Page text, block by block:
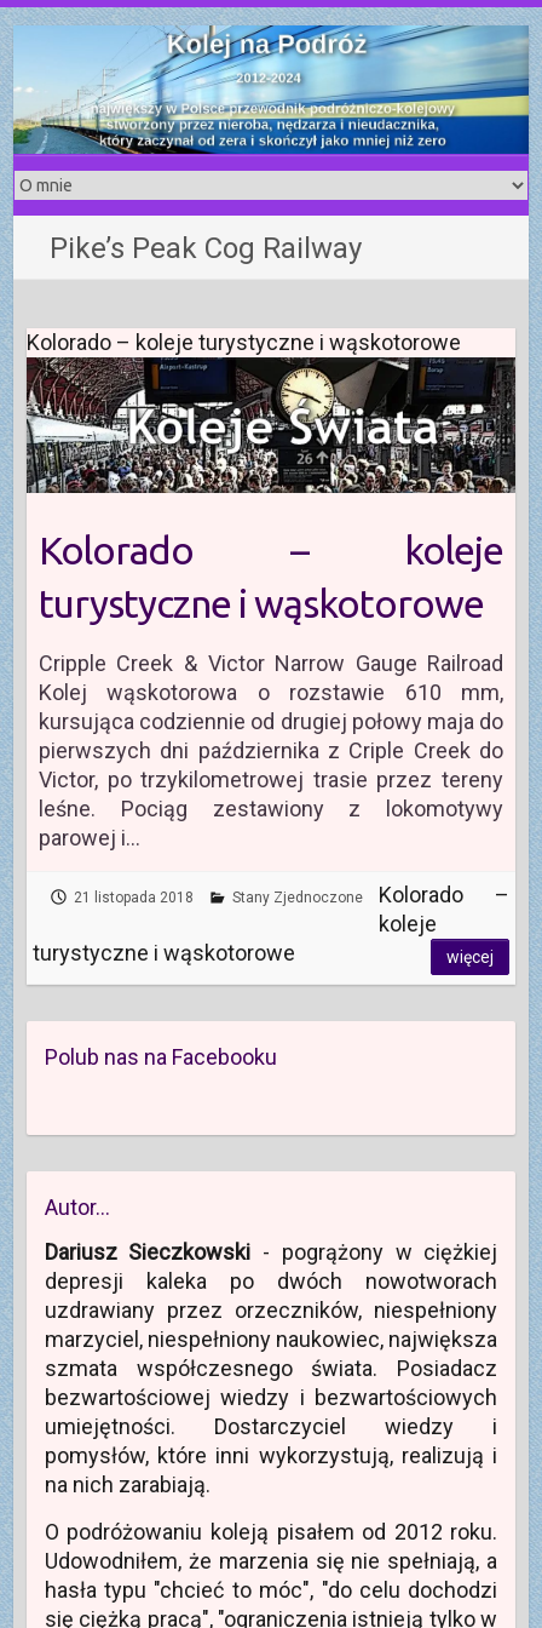
S
k
i
p
t
o
c
o
n
t
e
n
t
Pike’s Peak Cog Railway
Kolorado – koleje turystyczne i wąskotorowe
Kolorado – koleje
turystyczne i wąskotorowe
Cripple Creek & Victor Narrow Gauge Railroad
Kolej wąskotorowa o rozstawie 610 mm,
kursująca codziennie od drugiej połowy maja do
pierwszych dni października z Criple Creek do
Victor, po trzykilometrowej trasie przez tereny
leśne. Pociąg zestawiony z lokomotywy
parowej i…
21 listopada 2018 Stany Zjednoczone
Kolorado –
koleje
turystyczne i wąskotorowe
więcej
Polub nas na Facebooku
Autor…
Dariusz Sieczkowski - pogrążony w ciężkiej
depresji kaleka po dwóch nowotworach
uzdrawiany przez orzeczników, niespełniony
marzyciel, niespełniony naukowiec, największa
szmata współczesnego świata. Posiadacz
bezwartościowej wiedzy i bezwartościowych
umiejętności. Dostarczyciel wiedzy i
pomysłów, które inni wykorzystują, realizują i
na nich zarabiają.
O podróżowaniu koleją pisałem od 2012 roku.
Udowodniłem, że marzenia się nie spełniają, a
hasła typu "chcieć to móc", "do celu dochodzi
się ciężką pracą", "ograniczenia istnieją tylko w